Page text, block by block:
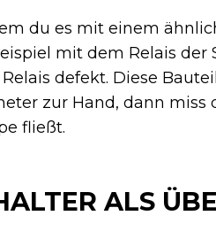
du es mit einem
mit dem Relais der
defekt. Diese
zur Hand, dann miss
fließt.
ALS